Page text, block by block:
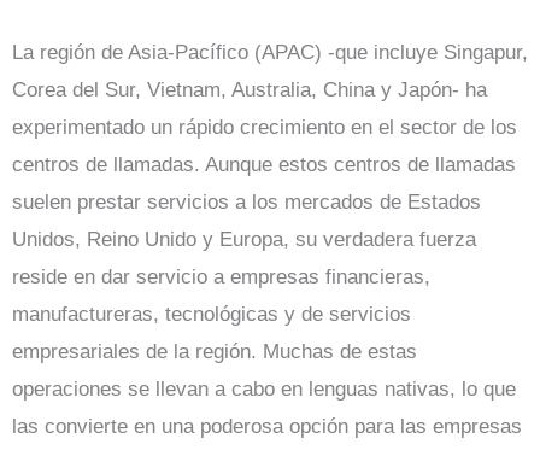
La región de Asia-Pacífico (APAC) -que incluye Singapur,
Corea del Sur, Vietnam, Australia, China y Japón- ha
experimentado un rápido crecimiento en el sector de los
centros de llamadas. Aunque estos centros de llamadas
suelen prestar servicios a los mercados de Estados
Unidos, Reino Unido y Europa, su verdadera fuerza
reside en dar servicio a empresas financieras,
manufactureras, tecnológicas y de servicios
empresariales de la región. Muchas de estas
operaciones se llevan a cabo en lenguas nativas, lo que
las convierte en una poderosa opción para las empresas